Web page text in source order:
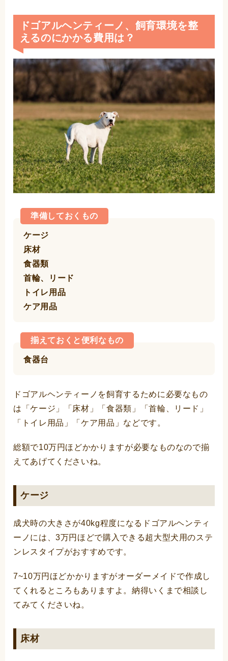
ドゴアルヘンティーノ、飼育環境を整
えるのにかかる費用は？
準備しておくもの
ケージ
床材
食器類
首輪、リード
トイレ用品
ケア用品
揃えておくと便利なもの
食器台
ドゴアルヘンティーノを飼育するために必要なもの
は「ケージ」「床材」「食器類」「首輪、リード」
「トイレ用品」「ケア用品」などです。
総額で10万円ほどかかりますが必要なものなので揃
えてあげてくださいね。
ケージ
成犬時の大きさが40kg程度になるドゴアルヘンティ
ーノには、3万円ほどで購入できる超大型犬用のステ
ンレスタイプがおすすめです。
7~10万円ほどかかりますがオーダーメイドで作成し
てくれるところもありますよ。納得いくまで相談し
てみてくださいね。
床材